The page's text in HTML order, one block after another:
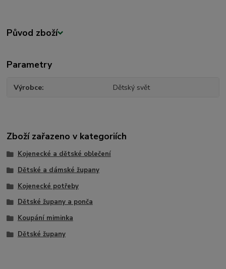
Původ zboží
Parametry
Výrobce Dětský svět
Zboží zařazeno v kategoriích
Kojenecké a dětské oblečení
Dětské a dámské župany
Kojenecké potřeby
Dětské župany a ponča
Koupání miminka
Dětské župany